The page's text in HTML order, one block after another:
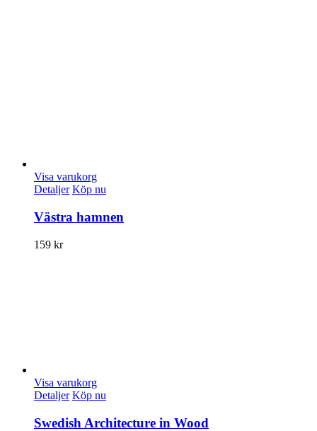
Visa varukorg
Detaljer Köp nu
Västra hamnen
159 kr
Visa varukorg
Detaljer Köp nu
Swedish Architecture in Wood